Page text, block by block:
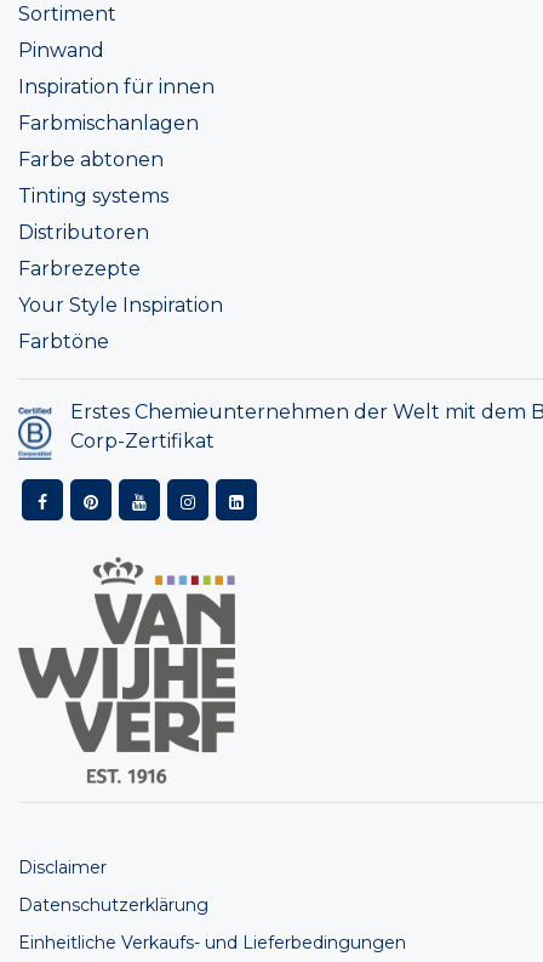
Sortiment
Pinwand
Inspiration für innen
Farbmischanlagen
Farbe abtonen
Tinting systems
Distributoren
Farbrezepte
Your Style Inspiration
Farbtöne
Erstes Chemieunternehmen der Welt mit dem
Corp-Zertifikat
Disclaimer
Datenschutzerklärung
Einheitliche Verkaufs- und Lieferbedingungen